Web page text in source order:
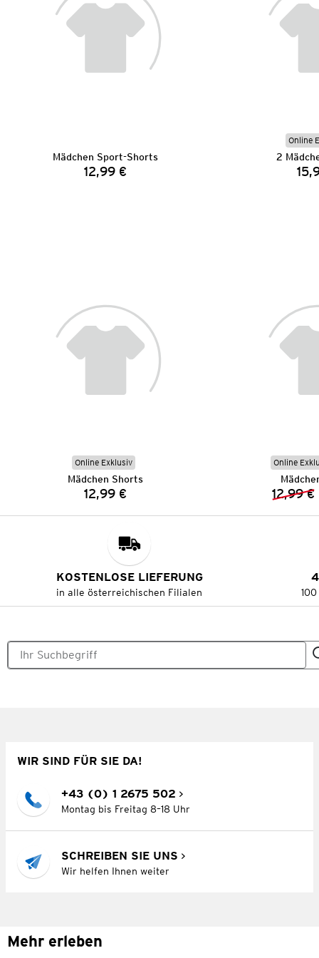
Mädchen Sport-Shorts
Preis:
12,99 €
Online
2
Online Exklusiv
Mädchen Shorts
Preis:
12,99 €
Online
12,99 €
KOSTENLOSE LIEFERUNG
in alle österreichischen Filialen
WIR SIND FÜR SIE DA!
+43 (0) 1 2675 502
Montag bis Freitag 8–18 Uhr
SCHREIBEN SIE UNS
Wir helfen Ihnen weiter
Mehr erleben